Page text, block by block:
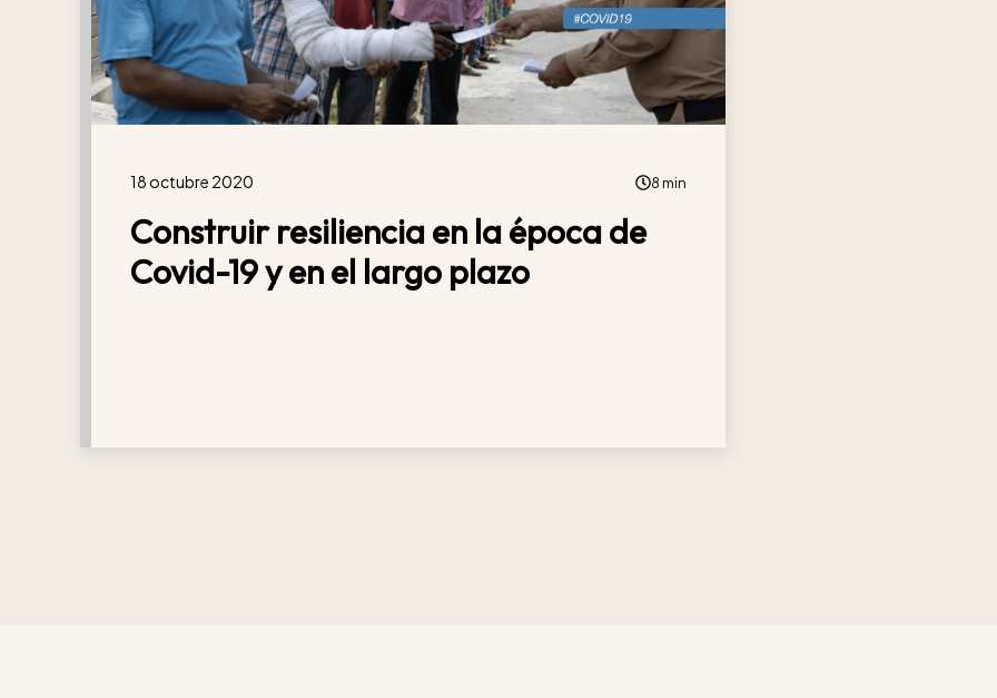
18 octubre 2020 8 min
Construir resiliencia en la época de
Covid-19 y en el largo plazo